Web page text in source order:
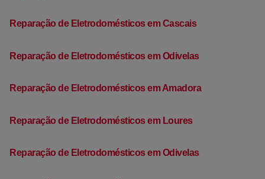
Reparação de Eletrodomésticos em Cascais
Reparação de Eletrodomésticos em Odivelas
Reparação de Eletrodomésticos em Amadora
Reparação de Eletrodomésticos em Loures
Reparação de Eletrodomésticos em Odivelas